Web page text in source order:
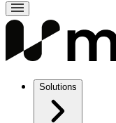
Solutions